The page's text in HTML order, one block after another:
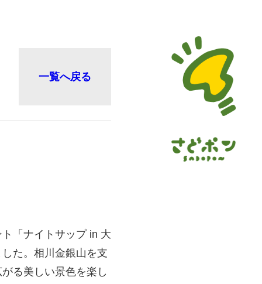
一覧へ戻る
「ナイトサップ in 大
た。相川金銀山を支
る美しい景色を楽し